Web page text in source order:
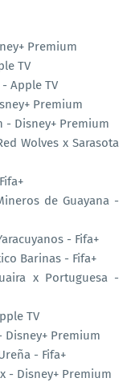
Premium
TV
- Apple TV
Premium
- Disney+ Premium
Wolves x Sarasota
de Guayana -
- Fifa+
Barinas - Fifa+
x Portuguesa -
TV
Disney+ Premium
- Fifa+
- Disney+ Premium